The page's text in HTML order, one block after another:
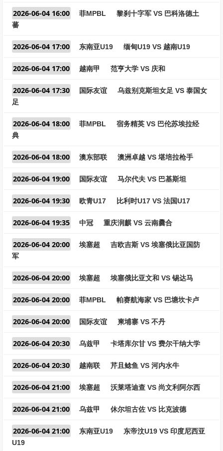
2026-06-04 16:00 菲MPBL
黎刹十字军 VS 巴科洛德土
蕃
2026-06-04 17:00 东南亚U19 缅甸U19 VS 越南U19
2026-06-04 17:00 越南甲 范亨大学 VS 庆和
2026-06-04 17:30 国际友谊
乌兹别克斯坦女足 VS 泰国女
足
2026-06-04 18:00 菲MPBL
宿务精英 VS 巴伦苏埃拉经
典
2026-06-04 18:00 澳东部联 澳洲卓越 VS 堪培拉枪手
2026-06-04 19:00 国际友谊 马尔代夫 VS 巴基斯坦
2026-06-04 19:30 欧青U17 比利时U17 VS 法国U17
2026-06-04 19:35 中冠 重庆润麒 VS 云南爨合
2026-06-04 20:00 埃塞超
吉欧吉斯 VS 埃塞俄比亚国防
军
2026-06-04 20:00 埃塞超 埃塞俄比亚文和 VS 锡达马
2026-06-04 20:00 菲MPBL 帕赛航海家 VS 巴塘坎卡卢
2026-06-04 20:00 国际友谊 柬埔寨 VS 不丹
2026-06-04 20:30 乌兹甲 卡塔库尔甘 VS 费尔干纳大学
2026-06-04 20:30 越南联 芹且鲶鱼 VS 河内水牛
2026-06-04 21:00 埃塞超 沃莱塔迪查 VS 尚文利阿尔西
2026-06-04 21:00 乌兹甲 休尔坦古佐 VS 比克波德
2026-06-04 21:00 东南亚U19
东帝汶U19 VS 印度尼西亚
U19